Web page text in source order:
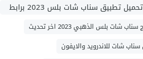
تفاصيل ملف تحميل تطبيق سناب شات بلس 2023 برابط
شات بلس الذهبي 2023 اخر تحديث
شات للاندرويد والايفون